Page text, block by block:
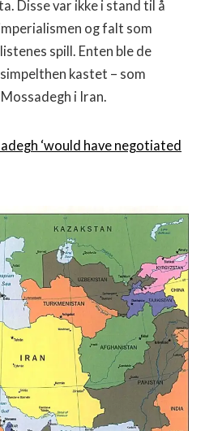
Disse var ikke i stand til å
og falt som
spill. Enten ble de
kastet – som
i Iran.
‘would have negotiated